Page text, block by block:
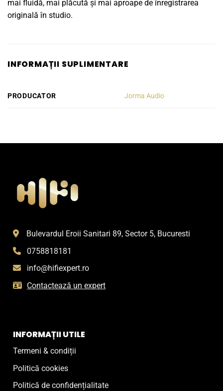
mai fluidă, mai plăcută și mai aproape de înregistrarea
originală în studio.
INFORMAȚII SUPLIMENTARE
PRODUCATOR Jorma Audio
Bulevardul Eroii Sanitari 89, Sector 5, Bucuresti
0758818181
info@hifiexpert.ro
Contactează un expert
INFORMAȚII UTILE
Termeni & condiții
Politică cookies
Politică de confidențialitate